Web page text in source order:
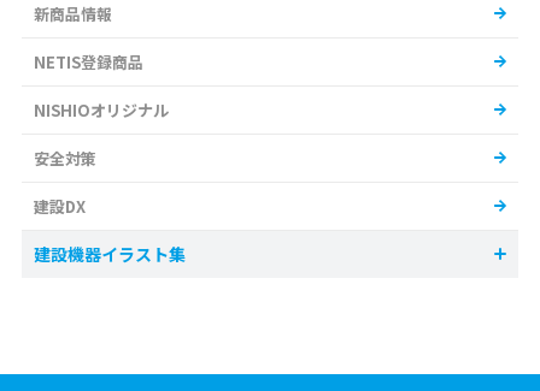
新商品情報
NETIS登録商品
NISHIOオリジナル
安全対策
建設DX
建設機器イラスト集